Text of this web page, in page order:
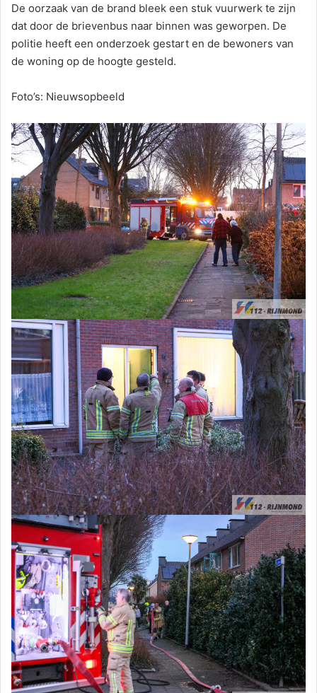
De oorzaak van de brand bleek een stuk vuurwerk te zijn
dat door de brievenbus naar binnen was geworpen. De
politie heeft een onderzoek gestart en de bewoners van
de woning op de hoogte gesteld.
Foto’s: Nieuwsopbeeld